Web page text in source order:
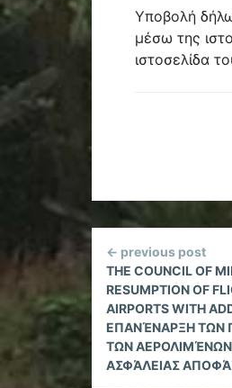
Υποβολή
μέσω της
ιστοσελίδα
Continue
Reading
← previous post
THE COUNCIL OF
RESUMPTION OF
AIRPORTS WITH
ΕΠΑΝΈΝΑΡΞΗ ΤΩΝ
ΤΩΝ
ΑΣΦΆΛΕΙΑΣ